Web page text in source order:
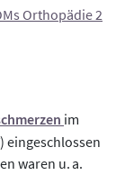
Orthopädie 2
im
eingeschlossen
waren u. a.